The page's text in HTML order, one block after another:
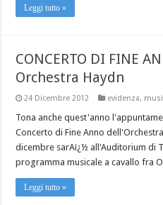
Leggi tutto »
CONCERTO DI FINE
Orchestra Haydn
24 Dicembre 2012 evidenza,
Tona anche quest'anno
Concerto di Fine Anno
dicembre sarAï¿½ all'Auditorium di
programma musicale a cavallo fra
Leggi tutto »